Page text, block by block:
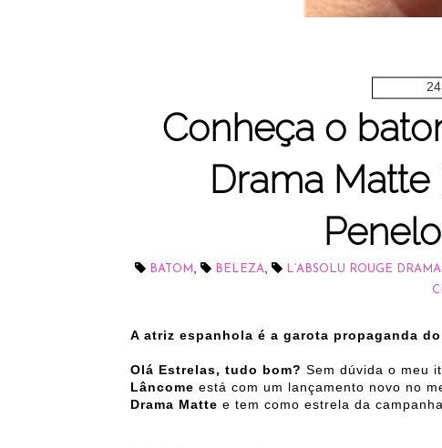
Conheça o
Drama
BATOM BELEZA L’ABSOLU ROUGE
A atriz espanhola é a garota propaganda
Olá Estrelas, tudo bom? Sem dúvida o meu
Lâncome está com um lançamento novo no
Drama Matte e tem como estrela da